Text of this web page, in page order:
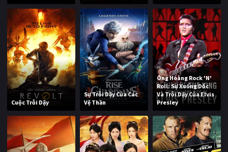
Cuộc Trỗi Dậy
Sự Trỗi Dậy Của Các
Vệ Thần
Ông Hoàng Rock 'N'
Roll: Sự Xuống Dốc
Và Trỗi Dậy Của Elvis
Presley